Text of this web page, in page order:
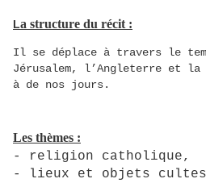
La structure du récit :
Il se déplace à travers le
Jérusalem, l’Angleterre et la
à de nos jours.
Les thèmes :
- religion catholique,
- lieux et objets